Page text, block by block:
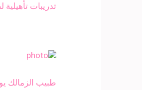
تدريبات
طبيب الزمالك